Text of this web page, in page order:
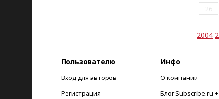
26
2004
Пользователю
Вход для авторов
Регистрация
Инфо
О компании
Блог Subscribe.ru +